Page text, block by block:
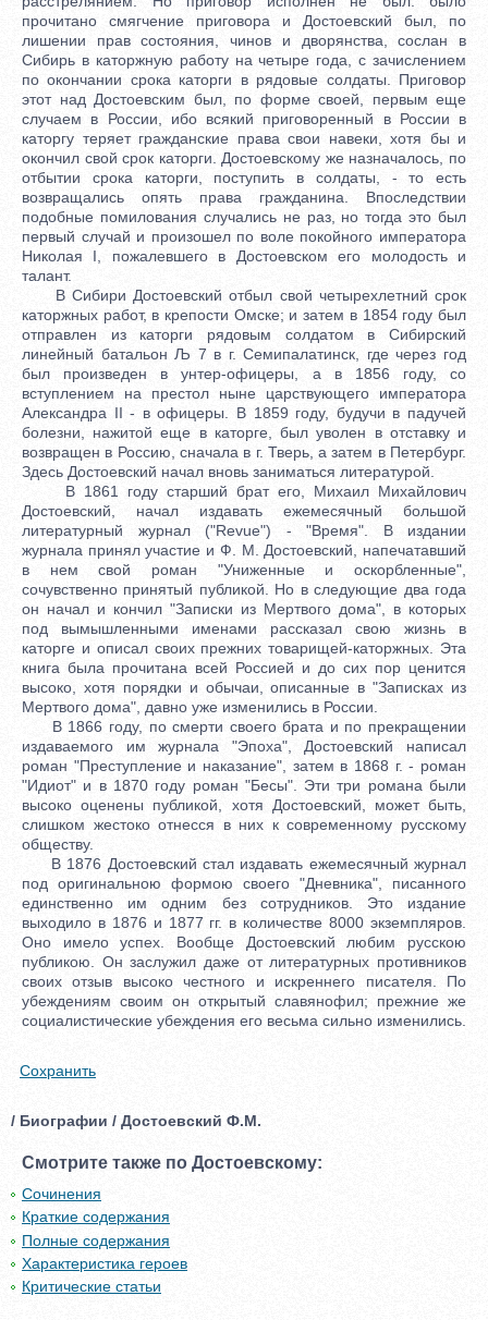
прочитано смягчение приговора и Достоевский был, по
лишении прав состояния, чинов и дворянства, сослан в
Сибирь в каторжную работу на четыре года, с зачислением
по окончании срока каторги в рядовые солдаты. Приговор
этот над Достоевским был, по форме своей, первым еще
случаем в России, ибо всякий приговоренный в России в
каторгу теряет гражданские права свои навеки, хотя бы и
окончил свой срок каторги. Достоевскому же назначалось, по
отбытии срока каторги, поступить в солдаты, - то есть
возвращались опять права гражданина. Впоследствии
подобные помилования случались не раз, но тогда это был
первый случай и произошел по воле покойного императора
Николая I, пожалевшего в Достоевском его молодость и
талант.
В Сибири Достоевский отбыл свой четырехлетний срок
каторжных работ, в крепости Омске; и затем в 1854 году был
отправлен из каторги рядовым солдатом в Сибирский
линейный батальон Љ 7 в г. Семипалатинск, где через год
был произведен в унтер-офицеры, а в 1856 году, со
вступлением на престол ныне царствующего императора
Александра II - в офицеры. В 1859 году, будучи в падучей
болезни, нажитой еще в каторге, был уволен в отставку и
возвращен в Россию, сначала в г. Тверь, а затем в Петербург.
Здесь Достоевский начал вновь заниматься литературой.
В 1861 году старший брат его, Михаил Михайлович
Достоевский, начал издавать ежемесячный большой
литературный журнал ("Revue") - "Время". В издании
журнала принял участие и Ф. М. Достоевский, напечатавший
в нем свой роман "Униженные и оскорбленные",
сочувственно принятый публикой. Но в следующие два года
он начал и кончил "Записки из Мертвого дома", в которых
под вымышленными именами рассказал свою жизнь в
каторге и описал своих прежних товарищей-каторжных. Эта
книга была прочитана всей Россией и до сих пор ценится
высоко, хотя порядки и обычаи, описанные в "Записках из
Мертвого дома", давно уже изменились в России.
В 1866 году, по смерти своего брата и по прекращении
издаваемого им журнала "Эпоха", Достоевский написал
роман "Преступление и наказание", затем в 1868 г. - роман
"Идиот" и в 1870 году роман "Бесы". Эти три романа были
высоко оценены публикой, хотя Достоевский, может быть,
слишком жестоко отнесся в них к современному русскому
обществу.
В 1876 Достоевский стал издавать ежемесячный журнал
под оригинальною формою своего "Дневника", писанного
единственно им одним без сотрудников. Это издание
выходило в 1876 и 1877 гг. в количестве 8000 экземпляров.
Оно имело успех. Вообще Достоевский любим русскою
публикою. Он заслужил даже от литературных противников
своих отзыв высоко честного и искреннего писателя. По
убеждениям своим он открытый славянофил; прежние же
социалистические убеждения его весьма сильно изменились.
Сохранить
/ Биографии / Достоевский Ф.М.
Смотрите также по Достоевскому:
Сочинения
Краткие содержания
Полные содержания
Характеристика героев
Критические статьи